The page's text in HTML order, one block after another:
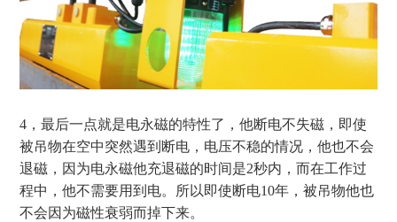
4，最后一点就是电永磁的特性了，他断电不失磁，即使
被吊物在空中突然遇到断电，电压不稳的情况，他也不会
退磁，因为电永磁他充退磁的时间是2秒内，而在工作过
程中，他不需要用到电。所以即使断电10年，被吊物他也
不会因为磁性衰弱而掉下来。